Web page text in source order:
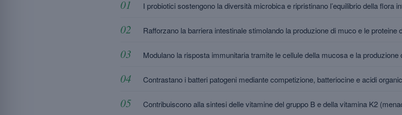
I probiotici sostengono la diversità microbica e ripristinano l’equilibrio della flora
Rafforzano la barriera intestinale stimolando la produzione di muco e le proteine
Modulano la risposta immunitaria tramite le cellule della mucosa e la
Contrastano i batteri patogeni mediante competizione, batteriocine e acidi
Contribuiscono alla sintesi delle vitamine del gruppo B e della vitamina K2